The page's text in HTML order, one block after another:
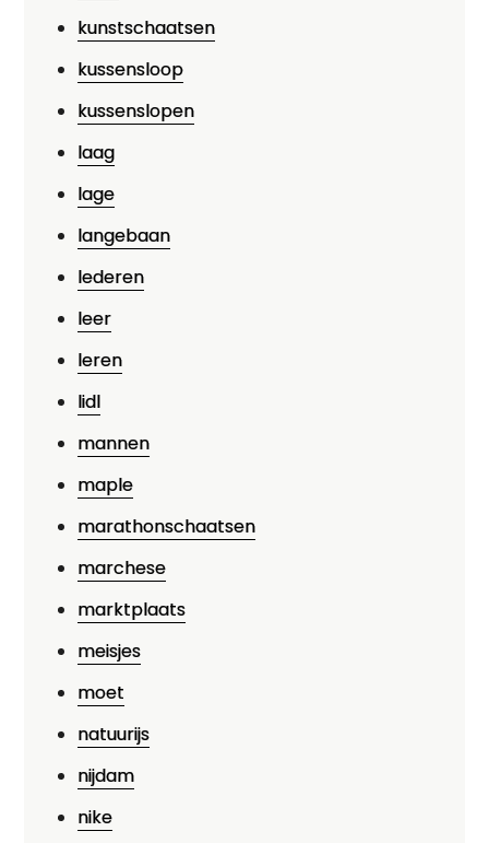
kunstschaatsen
kussensloop
kussenslopen
laag
lage
langebaan
lederen
leer
leren
lidl
mannen
maple
marathonschaatsen
marchese
marktplaats
meisjes
moet
natuurijs
nijdam
nike